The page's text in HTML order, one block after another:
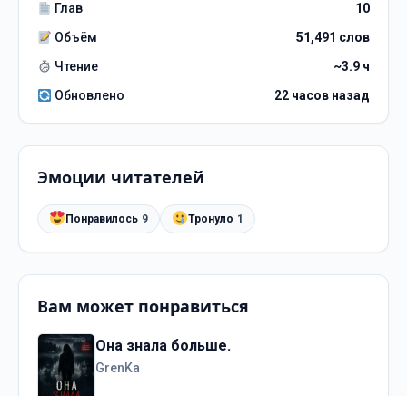
Глав
10
Объём
51,491 слов
Чтение
~3.9 ч
Обновлено
22 часов назад
Эмоции читателей
Понравилось 9 Тронуло 1
Вам может понравиться
Она знала больше.
GrenKa